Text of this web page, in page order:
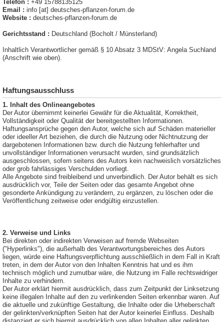
Telefon : +49 15788135125
Email : info [at] deutsches-pflanzen-forum.de
Website : deutsches-pflanzen-forum.de
Gerichtsstand : Deutschland (Bocholt / Münsterland)
Inhaltlich Verantwortlicher gemäß § 10 Absatz 3 MDStV: Angela Suchland
(Anschrift wie oben).
Haftungsausschluss
1. Inhalt des Onlineangebotes
Der Autor übernimmt keinerlei Gewähr für die Aktualität, Korrektheit,
Vollständigkeit oder Qualität der bereitgestellten Informationen.
Haftungsansprüche gegen den Autor, welche sich auf Schäden materieller
oder ideeller Art beziehen, die durch die Nutzung oder Nichtnutzung der
dargebotenen Informationen bzw. durch die Nutzung fehlerhafter und
unvollständiger Informationen verursacht wurden, sind grundsätzlich
ausgeschlossen, sofern seitens des Autors kein nachweislich vorsätzliches
oder grob fahrlässiges Verschulden vorliegt.
Alle Angebote sind freibleibend und unverbindlich. Der Autor behält es sich
ausdrücklich vor, Teile der Seiten oder das gesamte Angebot ohne
gesonderte Ankündigung zu verändern, zu ergänzen, zu löschen oder die
Veröffentlichung zeitweise oder endgültig einzustellen.
2. Verweise und Links
Bei direkten oder indirekten Verweisen auf fremde Webseiten
("Hyperlinks"), die außerhalb des Verantwortungsbereiches des Autors
liegen, würde eine Haftungsverpflichtung ausschließlich in dem Fall in Kraft
treten, in dem der Autor von den Inhalten Kenntnis hat und es ihm
technisch möglich und zumutbar wäre, die Nutzung im Falle rechtswidriger
Inhalte zu verhindern.
Der Autor erklärt hiermit ausdrücklich, dass zum Zeitpunkt der Linksetzung
keine illegalen Inhalte auf den zu verlinkenden Seiten erkennbar waren. Auf
die aktuelle und zukünftige Gestaltung, die Inhalte oder die Urheberschaft
der gelinkten/verknüpften Seiten hat der Autor keinerlei Einfluss. Deshalb